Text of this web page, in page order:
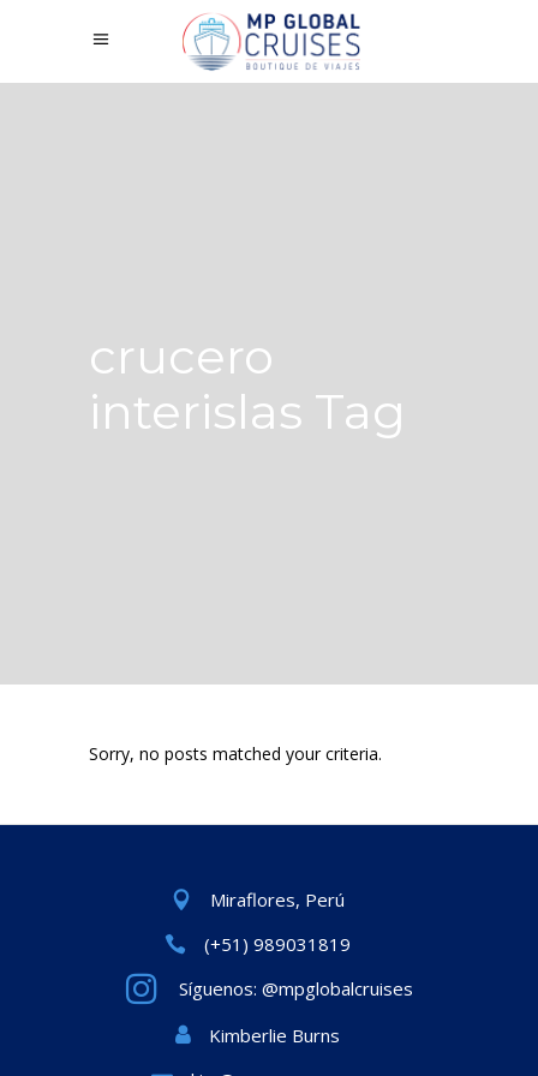
crucero
interislas Tag
Sorry, no posts matched your criteria.
Miraflores, Perú
(+51) 989031819
Síguenos: @mpglobalcruises
Kimberlie Burns